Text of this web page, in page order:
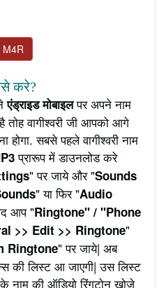
M4R
करे?
एंड्राइड मोबाइलपर अपने नाम
तोह वागीश्वरी जी आपको आगे
होगा. सबसे पहले वागीश्वरी नाम
प्रारूप में डाउनलोड करे
" पर जाये और "Sounds
" या फिर "Audio
आप "Ringtone" / "Phone
>> Edit >> Ringtone"
Ringtone" पर जाये| अब
की लिस्ट आ जाएगी| उस लिस्ट
के नाम की ऑडियो रिंगटोन खोजे